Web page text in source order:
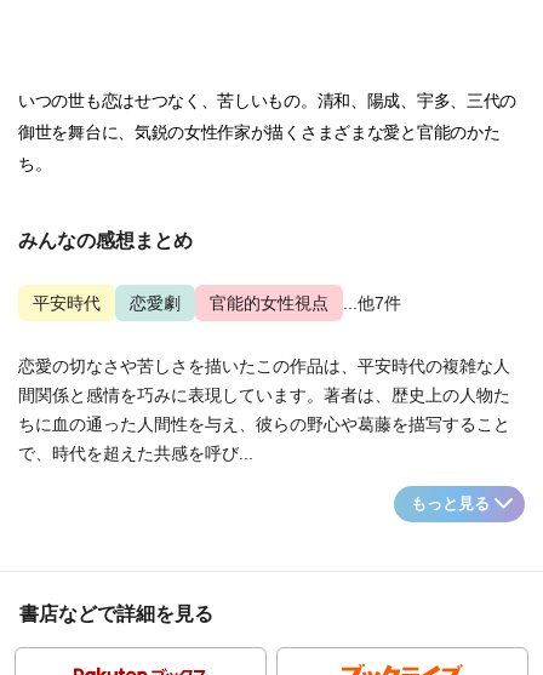
いつの世も恋はせつなく、苦しいもの。清和、陽成、宇多、三代の
御世を舞台に、気鋭の女性作家が描くさまざまな愛と官能のかた
ち。
みんなの感想まとめ
平安時代 恋愛劇 官能的女性視点 ...他7件
恋愛の切なさや苦しさを描いたこの作品は、平安時代の複雑な人
間関係と感情を巧みに表現しています。著者は、歴史上の人物た
ちに血の通った人間性を与え、彼らの野心や葛藤を描写すること
で、時代を超えた共感を呼び...
もっと見る
書店などで詳細を見る